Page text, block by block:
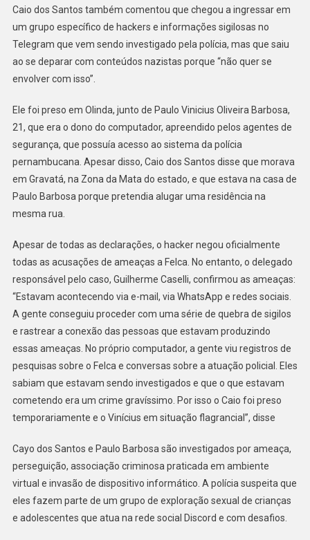
Caio dos Santos também comentou que chegou a ingressar em
um grupo específico de hackers e informações sigilosas no
Telegram que vem sendo investigado pela polícia, mas que saiu
ao se deparar com conteúdos nazistas porque “não quer se
envolver com isso”.
Ele foi preso em Olinda, junto de Paulo Vinicius Oliveira Barbosa,
21, que era o dono do computador, apreendido pelos agentes de
segurança, que possuía acesso ao sistema da polícia
pernambucana. Apesar disso, Caio dos Santos disse que morava
em Gravatá, na Zona da Mata do estado, e que estava na casa de
Paulo Barbosa porque pretendia alugar uma residência na
mesma rua.
Apesar de todas as declarações, o hacker negou oficialmente
todas as acusações de ameaças a Felca. No entanto, o delegado
responsável pelo caso, Guilherme Caselli, confirmou as ameaças:
“Estavam acontecendo via e-mail, via WhatsApp e redes sociais.
A gente conseguiu proceder com uma série de quebra de sigilos
e rastrear a conexão das pessoas que estavam produzindo
essas ameaças. No próprio computador, a gente viu registros de
pesquisas sobre o Felca e conversas sobre a atuação policial. Eles
sabiam que estavam sendo investigados e que o que estavam
cometendo era um crime gravíssimo. Por isso o Caio foi preso
temporariamente e o Vinícius em situação flagrancial”, disse
Cayo dos Santos e Paulo Barbosa são investigados por ameaça,
perseguição, associação criminosa praticada em ambiente
virtual e invasão de dispositivo informático. A polícia suspeita que
eles fazem parte de um grupo de exploração sexual de crianças
e adolescentes que atua na rede social Discord e com desafios.